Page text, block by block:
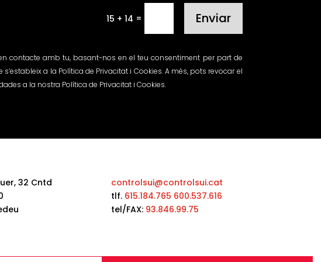
15 + 14 = Enviar
contacte amb tu, basant-nos en el teu consentiment per part de
a la Política de Privacitat i Cookies. A més, pots revocar el
a la nostra Política de Privacitat i Cookies.
32 Cntd
controlsui@controlsui.cat
tlf. 615.184.765 600.537.616
tel/FAX: 93.846.99.75